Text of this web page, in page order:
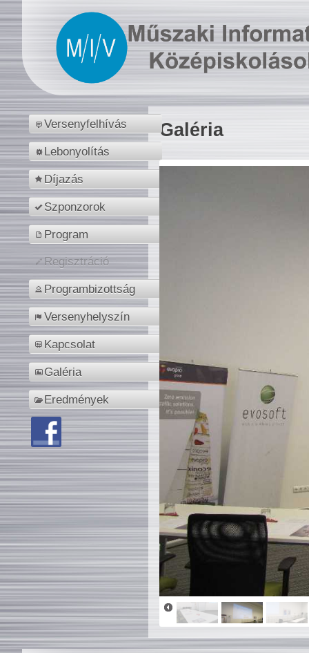
Versenyfelhívás
Lebonyolítás
Díjazás
Szponzorok
Program
Regisztráció
Programbizottság
Versenyhelyszín
Kapcsolat
Galéria
Eredmények
Galéria